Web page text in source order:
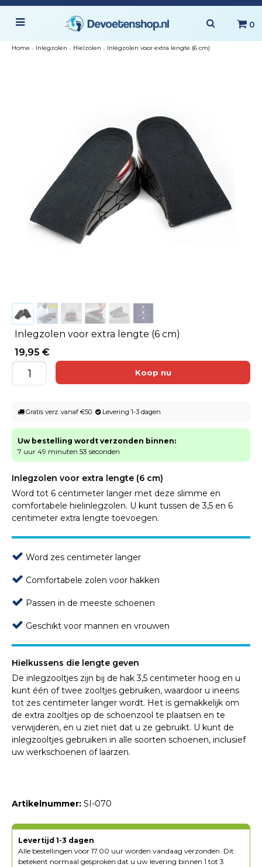
0
Home › Inlegzolen › Hielzolen › Inlegzolen voor extra lengte (6 cm)
Inlegzolen voor extra lengte (6 cm)
19,95 €
Gratis verz. vanaf €50 Levering 1-3 dagen
Uw bestelling wordt verzonden binnen:
7 uur 49 minuten 53 seconden
Inlegzolen voor extra lengte (6 cm)
Word tot 6 centimeter langer met deze slimme en
comfortabele hielinlegzolen. U kunt tussen de 3,5 en 6
centimeter extra lengte toevoegen.
Word zes centimeter langer
Comfortabele zolen voor hakken
Passen in de meeste schoenen
Geschikt voor mannen en vrouwen
Hielkussens die lengte geven
De inlegzooltjes zijn bij de hak 3,5 centimeter hoog en u
kunt één of twee zooltjes gebruiken, waardoor u ineens
tot zes centimeter langer wordt. Het is gemakkelijk om
de extra zooltjes op de schoenzool te plaatsen en te
verwijderen, en u ziet niet dat u ze gebruikt. U kunt de
inlegzooltjes gebruiken in alle soorten schoenen, inclusief
uw werkschoenen of laarzen.
Artikelnummer: SI-070
Levertijd 1-3 dagen
Alle bestellingen voor 17.00 uur worden vandaag verzonden. Dit
betekent normaal gesproken dat u uw levering binnen 1 tot 3